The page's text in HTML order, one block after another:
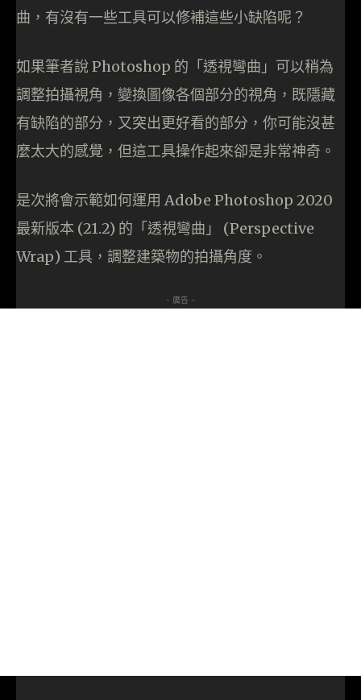
曲，有沒有一些工具可以修補這些小缺陷呢？
如果筆者說 Photoshop 的「透視彎曲」可以稍為
調整拍攝視角，變換圖像各個部分的視角，既隱藏
有缺陷的部分，又突出更好看的部分，你可能沒甚
麼太大的感覺，但這工具操作起來卻是非常神奇。
是次將會示範如何運用 Adobe Photoshop 2020
最新版本 (21.2) 的「透視彎曲」 (Perspective
Wrap) 工具，調整建築物的拍攝角度。
- 廣告 -